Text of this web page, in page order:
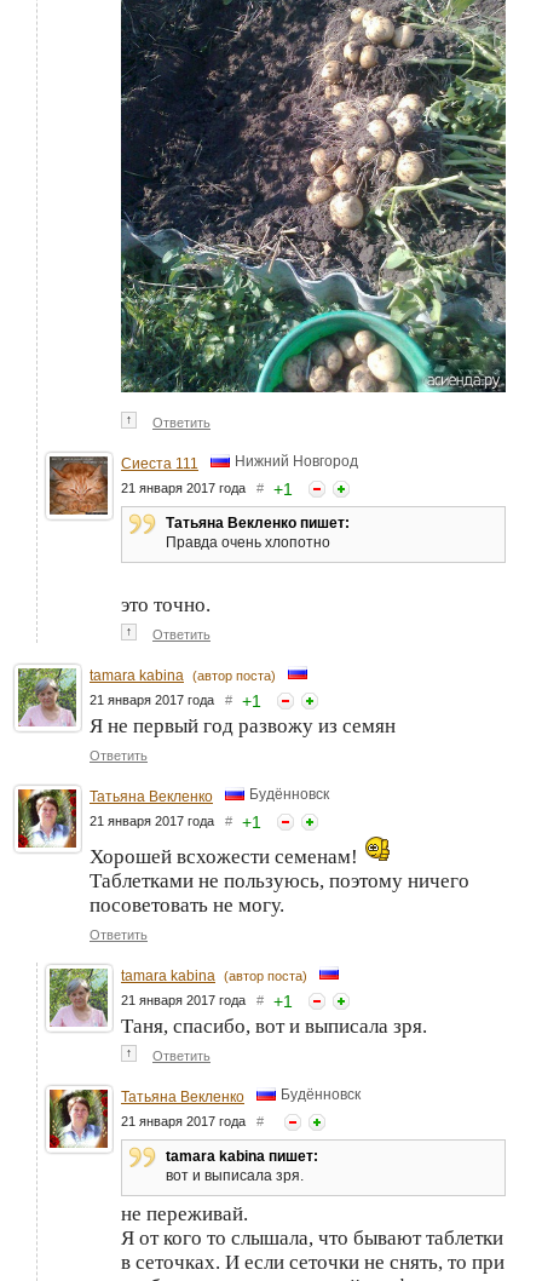
↑ Ответить
Сиеста 111 Нижний Новгород
21 января 2017 года # +1
Татьяна Векленко пишет:
Правда очень хлопотно
это точно.
↑ Ответить
tamara kabina (автор поста)
21 января 2017 года # +1
Я не первый год развожу из семян
Ответить
Татьяна Векленко Будённовск
21 января 2017 года # +1
Хорошей всхожести семенам!
Таблетками не пользуюсь, поэтому ничего
посоветовать не могу.
Ответить
tamara kabina (автор поста)
21 января 2017 года # +1
Таня, спасибо, вот и выписала зря.
↑ Ответить
Татьяна Векленко Будённовск
21 января 2017 года #
tamara kabina пишет:
вот и выписала зря.
не переживай.
Я от кого то слышала, что бывают таблетки
в сеточках. И если сеточки не снять, то при